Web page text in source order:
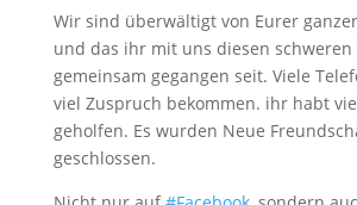
Wir sind überwältigt von Eurer
und das ihr mit uns diesen schweren
gemeinsam gegangen seit. Viele
viel Zuspruch bekommen. ihr habt
geholfen. Es wurden Neue
geschlossen.